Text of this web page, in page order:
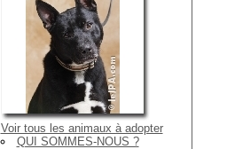
Voir tous les animaux à adopter
QUI SOMMES-NOUS ?